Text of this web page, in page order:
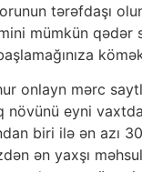
tərəfdaşı
mümkün
onlayn mərc
növünü eyni
biri ilə ən azı
ən yaxşı